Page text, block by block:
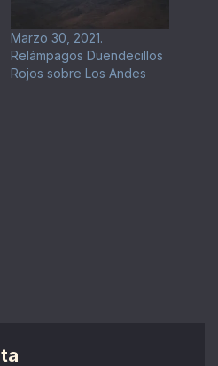
Marzo 30, 2021.
Relámpagos Duendecillos
Rojos sobre Los Andes